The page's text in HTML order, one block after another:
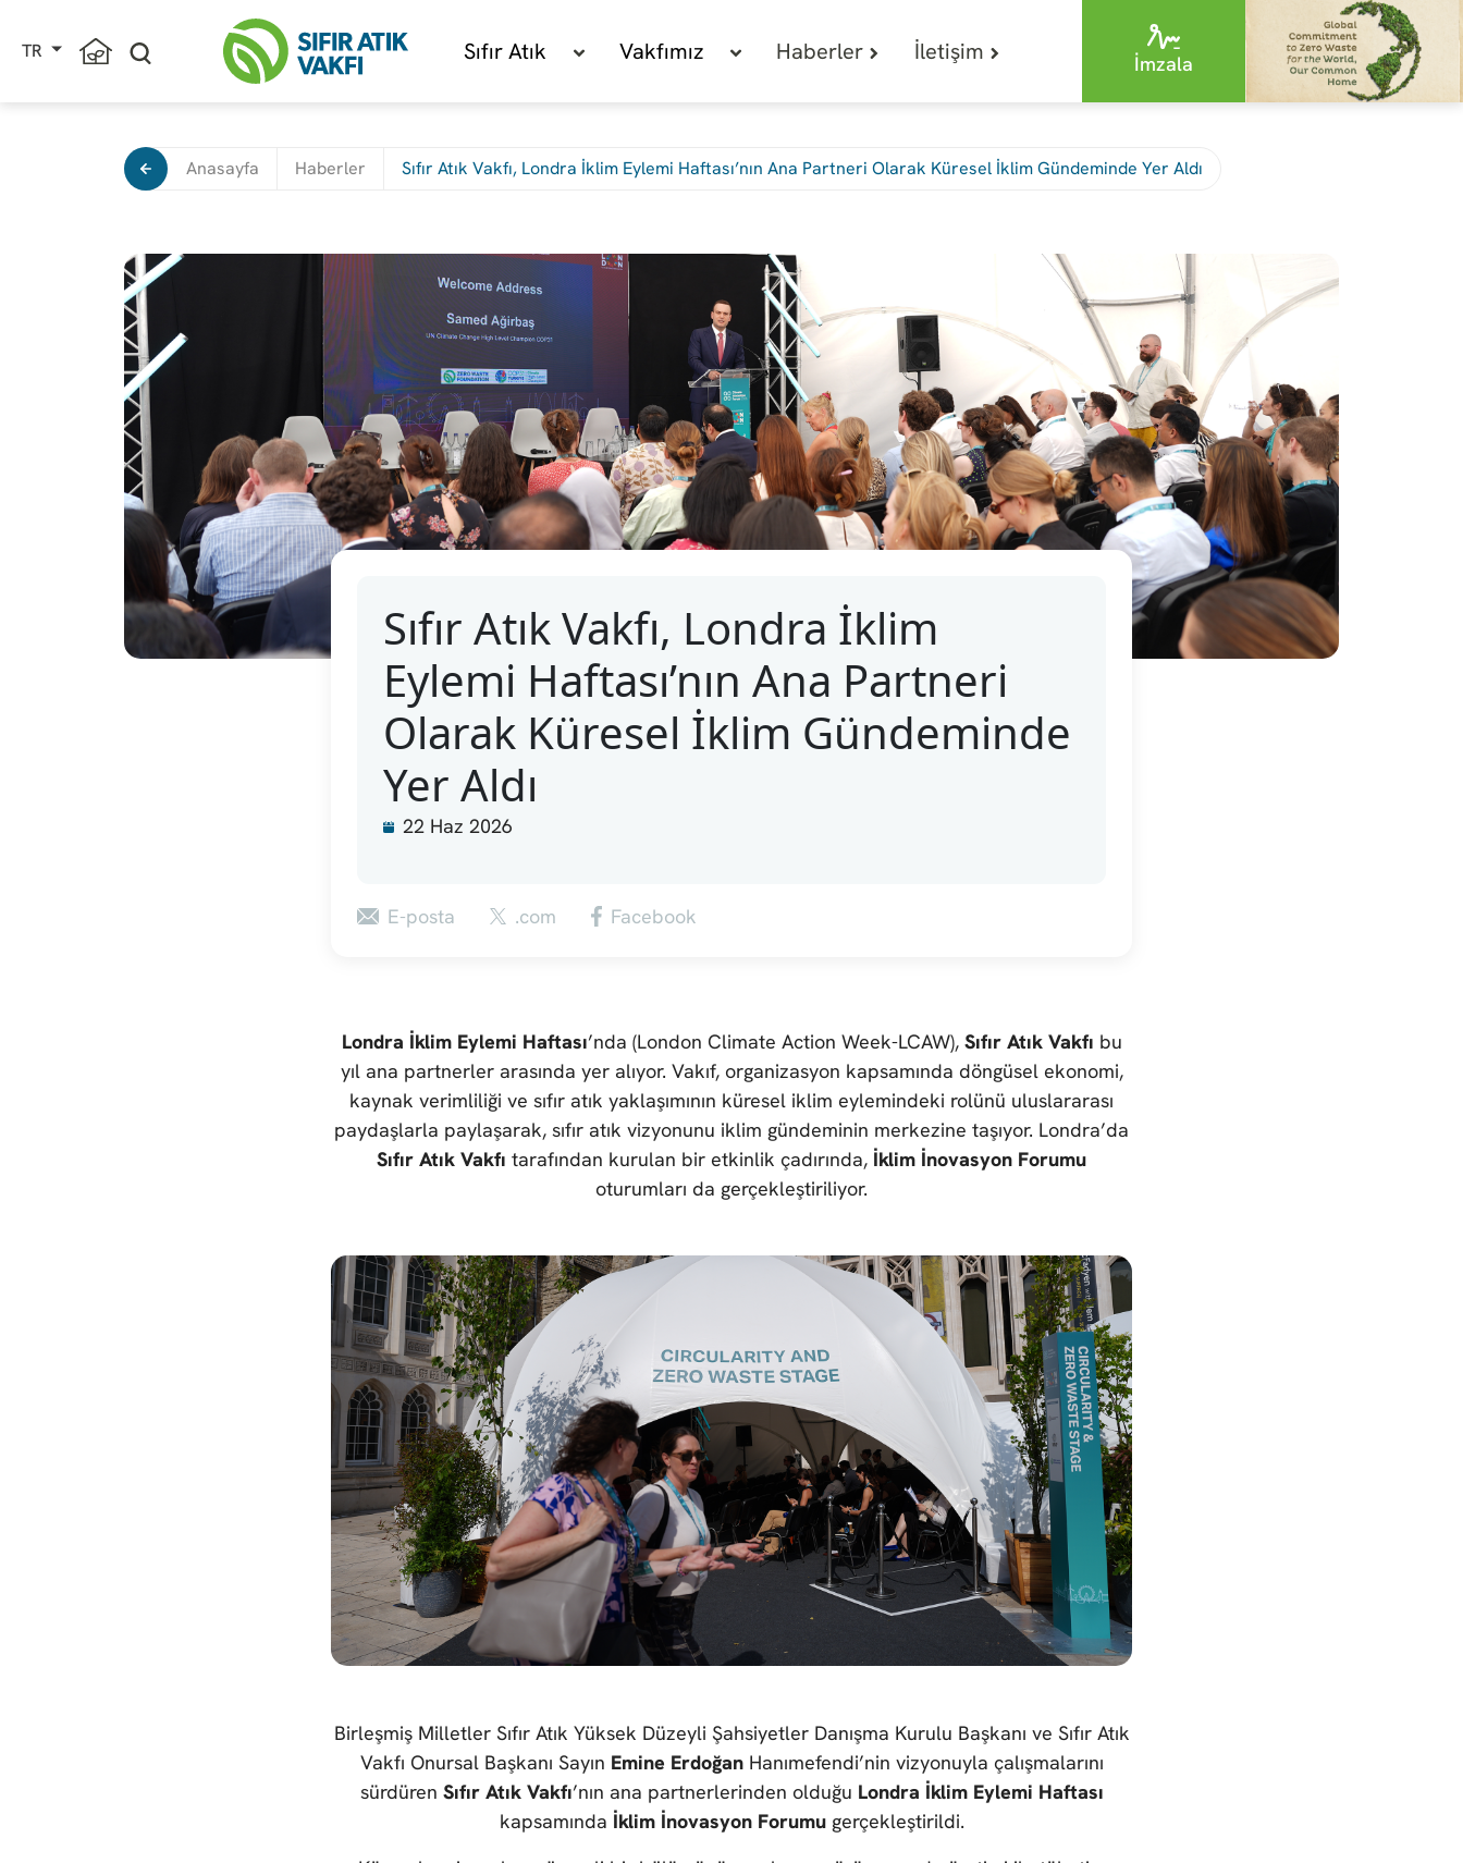
TR Sıfır Atık Vakfımız Haberler İletişim İmzala
Anasayfa Haberler Sıfır Atık Vakfı, Londra İklim Eylemi Haftası’nın Ana Partneri Olarak Küresel İklim Gündeminde Yer Aldı
Sıfır Atık Vakfı, Londra İklim
Eylemi Haftası’nın Ana Partneri
Olarak Küresel İklim Gündeminde
Yer Aldı
22 Haz 2026
E-posta .com Facebook
Londra İklim Eylemi Haftası’nda (London Climate Action Week-LCAW), Sıfır Atık Vakfı bu
yıl ana partnerler arasında yer alıyor. Vakıf, organizasyon kapsamında döngüsel ekonomi,
kaynak verimliliği ve sıfır atık yaklaşımının küresel iklim eylemindeki rolünü uluslararası
paydaşlarla paylaşarak, sıfır atık vizyonunu iklim gündeminin merkezine taşıyor. Londra’da
Sıfır Atık Vakfı tarafından kurulan bir etkinlik çadırında, İklim İnovasyon Forumu
oturumları da gerçekleştiriliyor.
Birleşmiş Milletler Sıfır Atık Yüksek Düzeyli Şahsiyetler Danışma Kurulu Başkanı ve Sıfır Atık
Vakfı Onursal Başkanı Sayın Emine ErdoğanHanımefendi’nin vizyonuyla çalışmalarını
sürdüren Sıfır Atık Vakfı’nın ana partnerlerinden olduğu Londra İklim Eylemi Haftası
kapsamında İklim İnovasyon Forumugerçekleştirildi.